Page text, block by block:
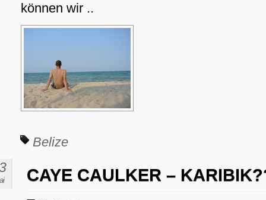
können wir ..
Belize
CAYE CAULKER –